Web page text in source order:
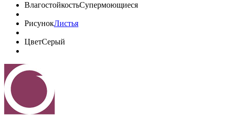
ВлагостойкостьСупермоющиеся
РисунокЛистья
ЦветСерый